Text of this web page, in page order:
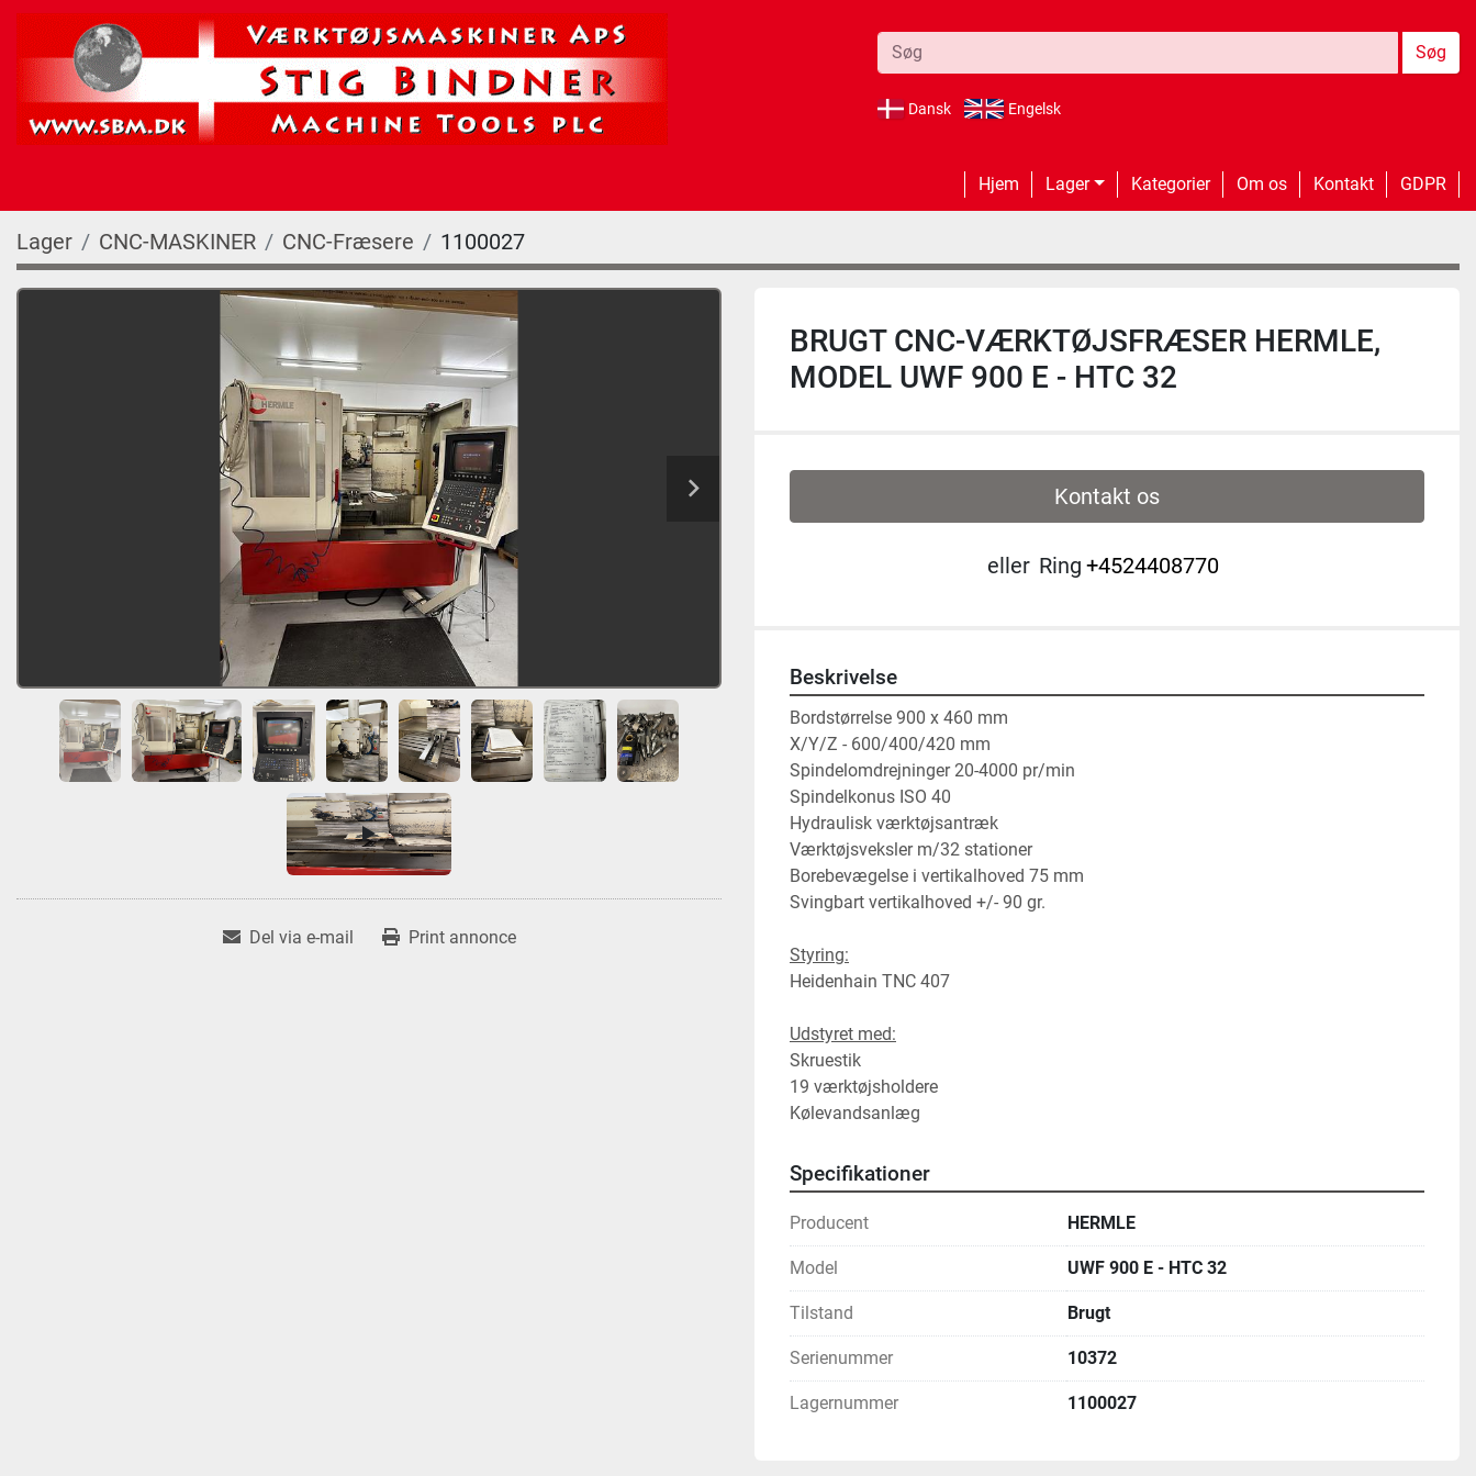
Søg
Dansk Engelsk
Hjem Lager Kategorier Om os Kontakt GDPR
Lager CNC-MASKINER CNC-Fræsere 1100027
Del via e-mail Print annonce
BRUGT CNC-VÆRKTØJSFRÆSER HERMLE,
MODEL UWF 900 E - HTC 32
Kontakt os
eller Ring +4524408770
Beskrivelse
Bordstørrelse 900 x 460 mm
X/Y/Z - 600/400/420 mm
Spindelomdrejninger 20-4000 pr/min
Spindelkonus ISO 40
Hydraulisk værktøjsantræk
Værktøjsveksler m/32 stationer
Borebevægelse i vertikalhoved 75 mm
Svingbart vertikalhoved +/- 90 gr.
Styring:
Heidenhain TNC 407
Udstyret med:
Skruestik
19 værktøjsholdere
Kølevandsanlæg
Specifikationer
Producent HERMLE
Model UWF 900 E - HTC 32
Tilstand Brugt
Serienummer 10372
Lagernummer 1100027